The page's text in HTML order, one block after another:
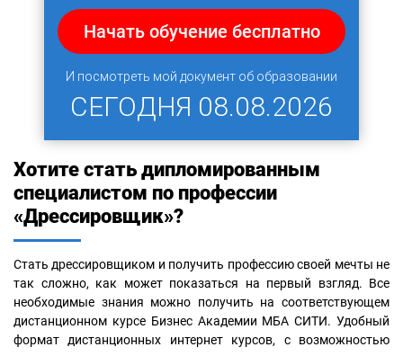
Начать обучение бесплатно
И посмотреть мой документ об образовании
СЕГОДНЯ 08.08.2026
Хотите стать дипломированным
специалистом по профессии
«Дрессировщик»?
Стать дрессировщиком и получить профессию своей мечты не
так сложно, как может показаться на первый взгляд. Все
необходимые знания можно получить на соответствующем
дистанционном курсе Бизнес Академии МБА СИТИ. Удобный
формат дистанционных интернет курсов, с возможностью